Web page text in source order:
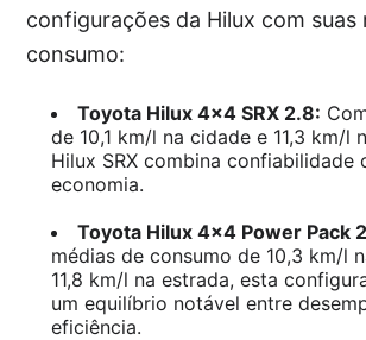
configurações da Hilux com suas
consumo:
Toyota Hilux 4×4 SRX 2.8:
de 10,1 km/l na cidade e 11,3 km/l
Hilux SRX combina confiabilidade
economia.
Toyota Hilux 4×4 Power Pack
médias de consumo de 10,3 km/l
11,8 km/l na estrada, esta
um equilíbrio notável entre
eficiência.